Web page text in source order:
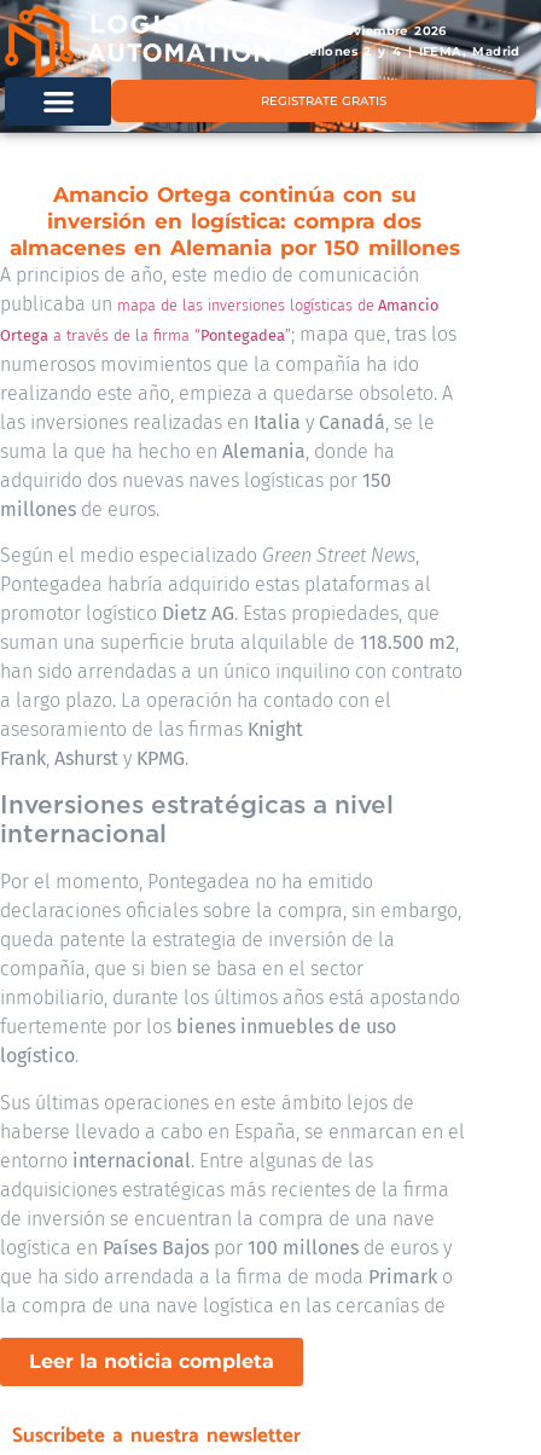
11 & 12 noviembre 2026
Pabellones 2 y 4 | IFEMA, Madrid
REGISTRATE GRATIS
Amancio Ortega continúa con su
inversión en logística: compra dos
almacenes en Alemania por 150 millones
A principios de año, este medio de comunicación
publicaba un mapa de las inversiones logísticas de Amancio
Ortega a través de la firma “Pontegadea”; mapa que, tras los
numerosos movimientos que la compañía ha ido
realizando este año, empieza a quedarse obsoleto. A
las inversiones realizadas en Italia y Canadá , se le
suma la que ha hecho en Alemania , donde ha
adquirido dos nuevas naves logísticas por 150
millones de euros.
Según el medio especializado Green Street News,
Pontegadea habría adquirido estas plataformas al
promotor logístico Dietz AG. Estas propiedades, que
suman una superficie bruta alquilable de 118.500 m2,
han sido arrendadas a un único inquilino con contrato
a largo plazo. La operación ha contado con el
asesoramiento de las firmas Knight
Frank, Ashurst y KPMG.
Inversiones estratégicas a nivel
internacional
Por el momento, Pontegadea no ha emitido
declaraciones oficiales sobre la compra, sin embargo,
queda patente la estrategia de inversión de la
compañía, que si bien se basa en el sector
inmobiliario, durante los últimos años está apostando
fuertemente por los bienes inmuebles de uso
logístico.
Sus últimas operaciones en este ámbito lejos de
haberse llevado a cabo en España, se enmarcan en el
entorno internacional. Entre algunas de las
adquisiciones estratégicas más recientes de la firma
de inversión se encuentran la compra de una nave
logística en Países Bajos por 100 millones de euros y
que ha sido arrendada a la firma de moda Primark o
la compra de una nave logística en las cercanías de
Leer la noticia completa
Suscríbete a nuestra newsletter